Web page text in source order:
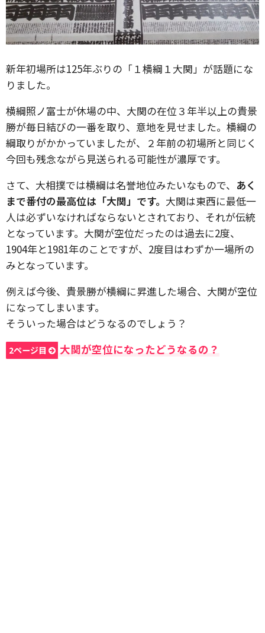
新年初場所は125年ぶりの「１横綱１大関」が話題にな
りました。
横綱照ノ富士が休場の中、大関の在位３年半以上の貴景
勝が毎日結びの一番を取り、意地を見せました。横綱の
綱取りがかかっていましたが、２年前の初場所と同じく
今回も残念ながら見送られる可能性が濃厚です。
さて、大相撲では横綱は名誉地位みたいなもので、 あく
まで番付の最高位は「大関」です。 大関は東西に最低一
人は必ずいなければならないとされており、それが伝統
となっています。大関が空位だったのは過去に2度、
1904年と1981年のことですが、2度目はわずか一場所の
みとなっています。
例えば今後、貴景勝が横綱に昇進した場合、大関が空位
になってしまいます。
そういった場合はどうなるのでしょう？
2ページ目 大関が空位になったどうなるの？